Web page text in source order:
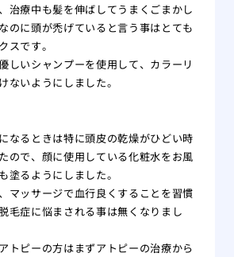
治療中も髪を伸ばしてうまくごまかし
のに頭が禿げていると言う事はとても
スです。
しいシャンプーを使用して、カラーリ
ないようにしました。
なるときは特に頭皮の乾燥がひどい時
ので、顔に使用している化粧水をお風
塗るようにしました。
マッサージで血行良くすることを習慣
毛症に悩まされる事は無くなりまし
トピーの方はまずアトピーの治療から